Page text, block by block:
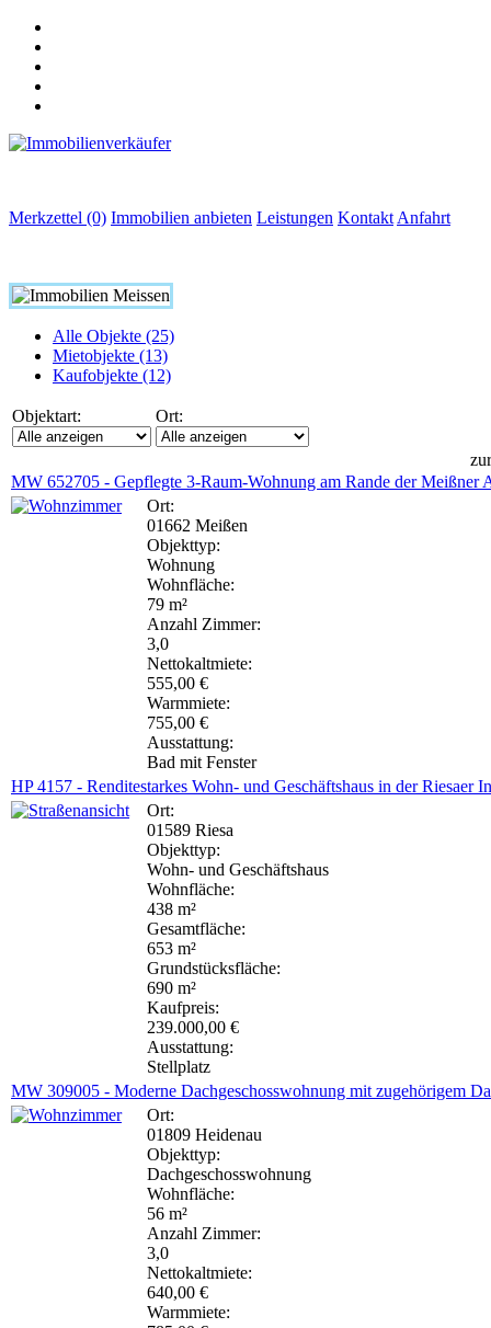
Merkzettel (0) Immobilien anbieten Leistungen Kontakt Anfahrt
Alle Objekte (25)
Mietobjekte (13)
Kaufobjekte (12)
Objektart: Ort:
MW 652705 - Gepflegte 3-Raum-Wohnung am Rande der Meißner
Ort:
01662 Meißen
Objekttyp:
Wohnung
Wohnfläche:
79 m²
Anzahl Zimmer:
3,0
Nettokaltmiete:
555,00 €
Warmmiete:
755,00 €
Ausstattung:
Bad mit Fenster
HP 4157 - Renditestarkes Wohn- und Geschäftshaus in der Riesaer
Ort:
01589 Riesa
Objekttyp:
Wohn- und Geschäftshaus
Wohnfläche:
438 m²
Gesamtfläche:
653 m²
Grundstücksfläche:
690 m²
Kaufpreis:
239.000,00 €
Ausstattung:
Stellplatz
MW 309005 - Moderne Dachgeschosswohnung mit zugehörigem
Ort:
01809 Heidenau
Objekttyp:
Dachgeschosswohnung
Wohnfläche:
56 m²
Anzahl Zimmer:
3,0
Nettokaltmiete:
640,00 €
Warmmiete: